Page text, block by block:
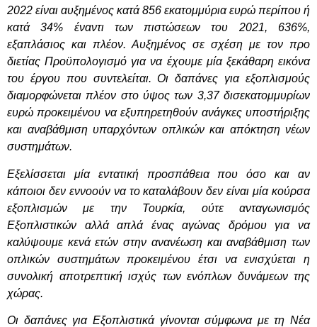
2022 είναι αυξημένος κατά 856 εκατομμύρια ευρώ περίπου ή
κατά 34% έναντι των πιστώσεων του 2021, 636%,
εξαπλάσιος και πλέον. Αυξημένος σε σχέση με τον προ
διετίας Προϋπολογισμό για να έχουμε μία ξεκάθαρη εικόνα
του έργου που συντελείται. Οι δαπάνες για εξοπλισμούς
διαμορφώνεται πλέον στο ύψος των 3,37 δισεκατομμυρίων
ευρώ προκειμένου να εξυπηρετηθούν ανάγκες υποστήριξης
και αναβάθμιση υπαρχόντων οπλικών και απόκτηση νέων
συστημάτων.
Εξελίσσεται μία εντατική προσπάθεια που όσο και αν
κάποιοι δεν εννοούν να το καταλάβουν δεν είναι μία κούρσα
εξοπλισμών με την Τουρκία, ούτε ανταγωνισμός
Εξοπλιστικών αλλά απλά ένας αγώνας δρόμου για να
καλύψουμε κενά ετών στην ανανέωση και αναβάθμιση των
οπλικών συστημάτων προκειμένου έτσι να ενισχύεται η
συνολική αποτρεπτική ισχύς των ενόπλων δυνάμεων της
χώρας.
Οι δαπάνες για Εξοπλιστικά γίνονται σύμφωνα με τη Νέα